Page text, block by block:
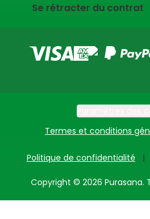
Se rétracter du contrat
Termes et conditions
Politique de confidentialité
Copyright © 2026 Purasana.